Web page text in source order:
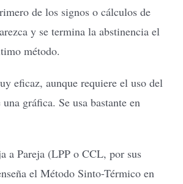
de los signos o cálculos de
y se termina la abstinencia el
método.
eficaz, aunque requiere el uso del
gráfica. Se usa bastante en
a Pareja (LPP o CCL, por sus
el Método Sinto-Térmico en